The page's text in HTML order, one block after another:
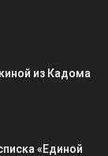
из Кадома
«Единой